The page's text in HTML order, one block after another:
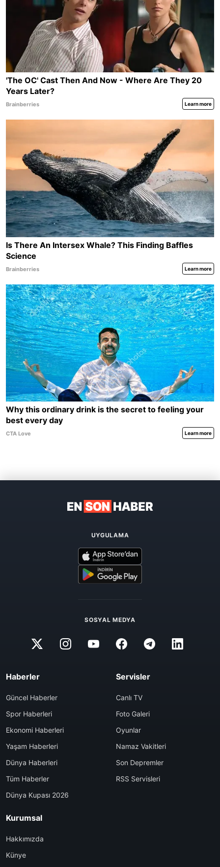
UYGULAMA
SOSYAL MEDYA
Haberler
Güncel Haberler
Spor Haberleri
Ekonomi Haberleri
Yaşam Haberleri
Dünya Haberleri
Tüm Haberler
Dünya Kupası 2026
Servisler
Canlı TV
Foto Galeri
Oyunlar
Namaz Vakitleri
Son Depremler
RSS Servisleri
Kurumsal
Hakkımızda
Künye